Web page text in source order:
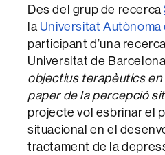
Des del grup de recerca
la Universitat
participant d’una
Universitat de
objectius terapèutics
paper de la percepció
projecte vol esbrinar el
situacional en el
tractament de la